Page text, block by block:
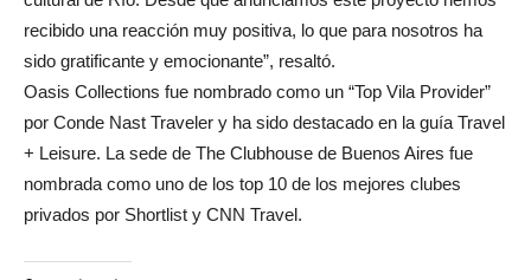
recibido una reacción muy positiva, lo que para nosotros ha
sido gratificante y emocionante”, resaltó.
Oasis Collections fue nombrado como un “Top Vila Provider”
por Conde Nast Traveler y ha sido destacado en la guía Travel
+ Leisure. La sede de The Clubhouse de Buenos Aires fue
nombrada como uno de los top 10 de los mejores clubes
privados por Shortlist y CNN Travel.